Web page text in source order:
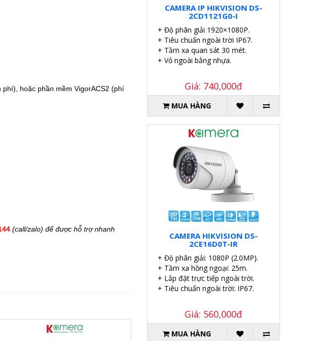
hoặc phần mềm VigorACS2 (phí
(call/zalo) để được hỗ trợ nhanh
CAMERA IP HIKVISION DS-
2CD1121G0-I
+ Độ phân giải 1920×1080P.
+ Tiêu chuẩn ngoài trời IP67.
+ Tầm xa quan sát 30 mét.
+ Vỏ ngoài bằng nhựa.
Giá: 740,000đ
MUA HÀNG
CAMERA HIKVISION DS-
2CE16D0T-IR
+ Độ phân giải: 1080P (2.0MP).
+ Tầm xa hồng ngoại: 25m.
+ Lắp đặt trực tiếp ngoài trời.
+ Tiêu chuẩn ngoài trời: IP67.
Giá: 560,000đ
MUA HÀNG